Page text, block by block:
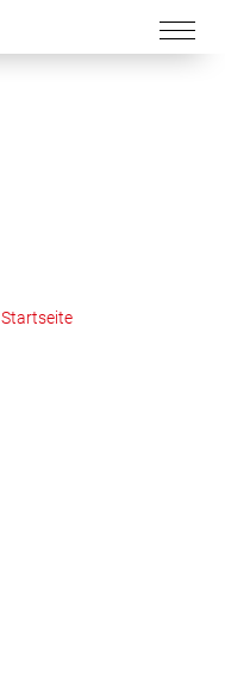
Startseite